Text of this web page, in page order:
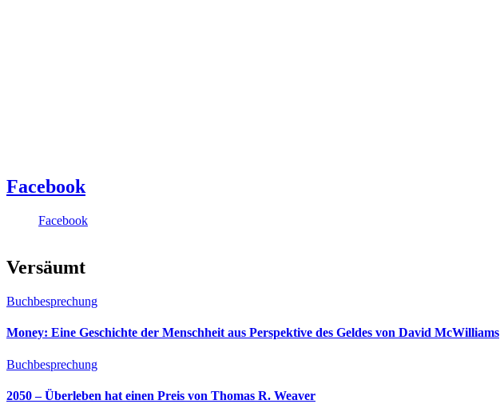
Facebook
Facebook
Versäumt
Buchbesprechung
Money: Eine Geschichte der Menschheit aus Perspektive des Geldes von David McWilliams
Buchbesprechung
2050 – Überleben hat einen Preis von Thomas R. Weaver